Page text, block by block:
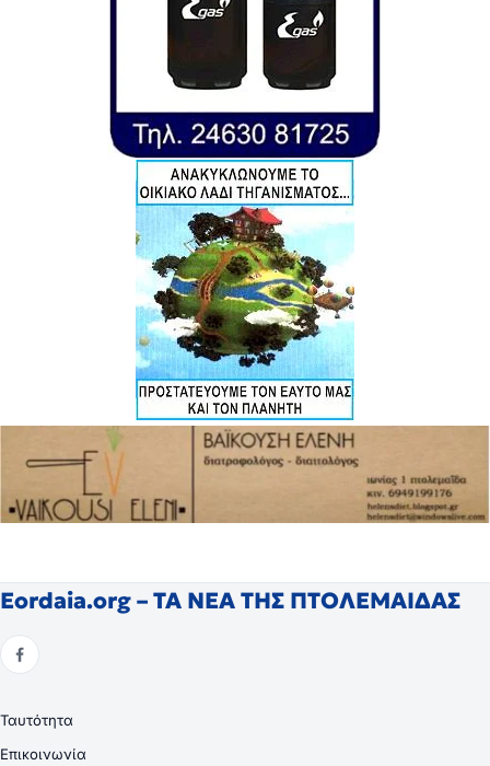
Eordaia.org – ΤΑ ΝΕΑ ΤΗΣ ΠΤΟΛΕΜΑΙΔΑΣ
Ταυτότητα
Επικοινωνία